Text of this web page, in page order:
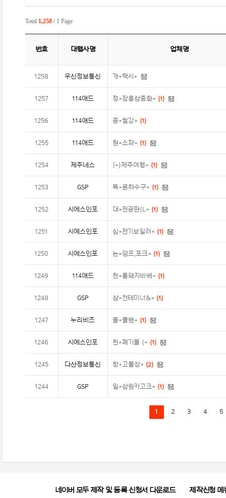
Total 1,258 / 1 Page
번호 대행사명 업체명
1258 우신정보통신 개*택시*
1257 114애드 정*장홍삼중화* (1 )
1256 114애드 종*철강* (1 )
1255 114애드 현*소파* (1 )
1254 제주네스 (*)제주여행* (1 )
1253 GSP 똑*른하수구* (1 )
1252 시에스인포 대*전광판(L* (1 )
1251 시에스인포 심*전기보일러* (1 )
1250 시에스인포 논*덤프,포크* (1 )
1249 114애드 천*통돼지바베* (1 )
1248 GSP 삼*컨테이너&* (1 )
1247 누리비즈 울*콜밴* (1 )
1246 시에스인포 천*폐기물 (* (1 )
1245 다산정보통신 창*고물상* (2)
1244 GSP 밀*삼원카고크* (1 )
1 2 3 4 5
네이버 모두 제작 및 등록 신청서 다운로드 제작신청 메